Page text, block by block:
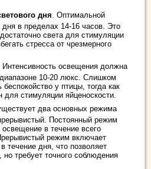
дня . Оптимальной
дня в пределах 14-16 часов. Это
света для стимуляции
стресса от чрезмерного
. Интенсивность освещения должна
10-20 люкс. Слишком
у птицы, тогда как
стимуляции яйценоскости.
два основных режима
Постоянный режим
в течение всего
режим включает
течение дня, что позволяет
но требует точного соблюдения